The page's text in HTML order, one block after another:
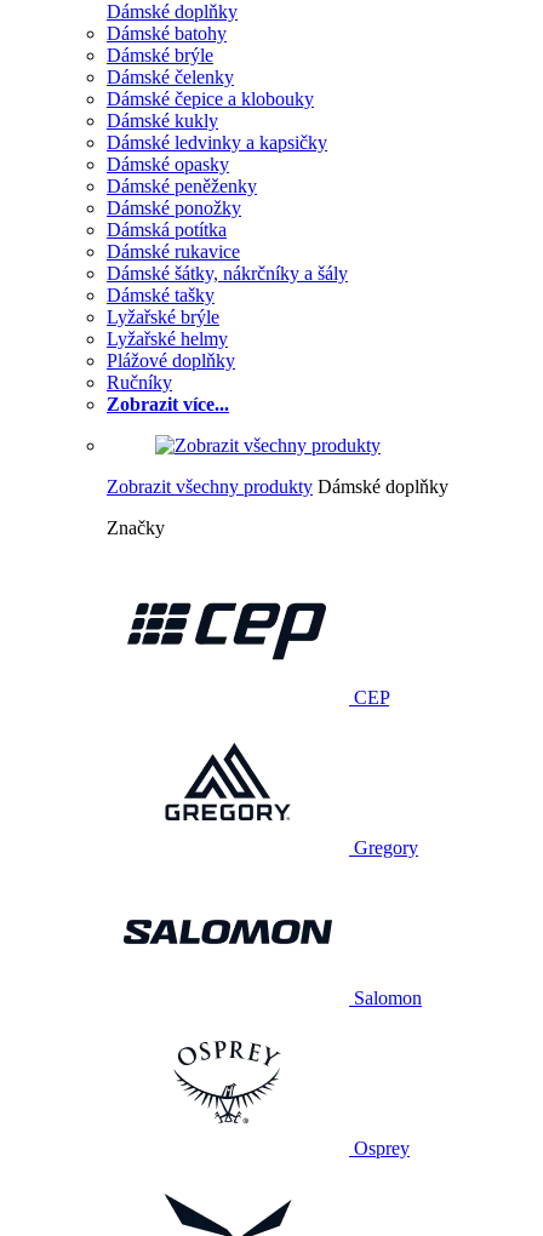
Dámské doplňky
Dámské batohy
Dámské brýle
Dámské čelenky
Dámské čepice a klobouky
Dámské kukly
Dámské ledvinky a kapsičky
Dámské opasky
Dámské peněženky
Dámské ponožky
Dámská potítka
Dámské rukavice
Dámské šátky, nákrčníky a šály
Dámské tašky
Lyžařské brýle
Lyžařské helmy
Plážové doplňky
Ručníky
Zobrazit více...
Zobrazit všechny produkty Dámské doplňky
Značky
CEP
Gregory
Salomon
Osprey